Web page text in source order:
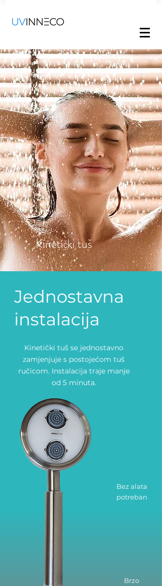
The pleasure of showering
Kinetički tuš
Jednostavna
instalacija
Kinetički tuš se jednostavno
zamjenjuje s postojećom tuš
ručicom. Instalacija traje manje
od 5 minuta.
Bez alata
potreban
Brzo